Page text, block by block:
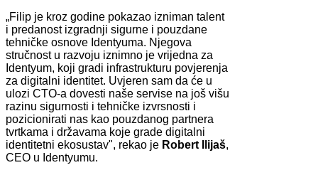
„Filip je kroz godine pokazao izniman talent
i predanost izgradnji sigurne i pouzdane
tehničke osnove Identyuma. Njegova
stručnost u razvoju iznimno je vrijedna za
Identyum, koji gradi infrastrukturu povjerenja
za digitalni identitet. Uvjeren sam da će u
ulozi CTO-a dovesti naše servise na još višu
razinu sigurnosti i tehničke izvrsnosti i
pozicionirati nas kao pouzdanog partnera
tvrtkama i državama koje grade digitalni
identitetni ekosustav", rekao je Robert Ilijaš,
CEO u Identyumu.